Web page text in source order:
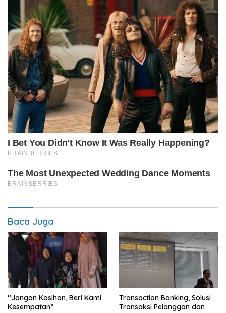
Baca Juga
‘’Jangan Kasihan, Beri Kami
Kesempatan’’
Transaction Banking, Solusi
Transaksi Pelanggan dan